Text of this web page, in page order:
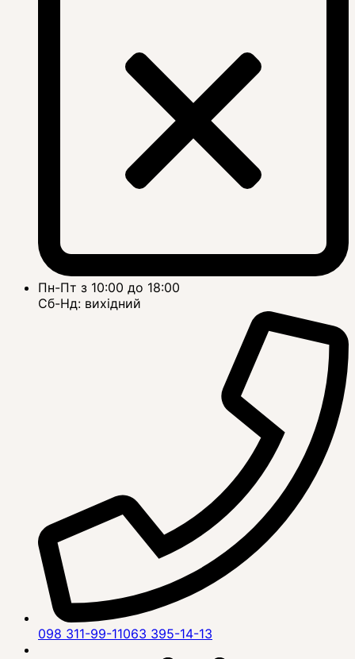
Пн-Пт з 10:00 до 18:00
Сб-Нд: вихідний
098 311-99-11063 395-14-13